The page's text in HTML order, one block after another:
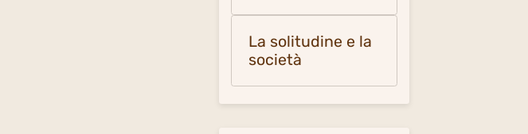
La solitudine e la
società